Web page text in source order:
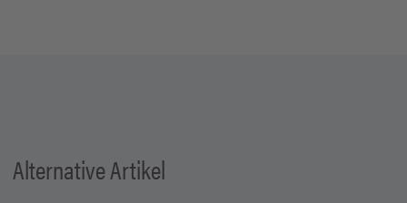
Alternative Artikel